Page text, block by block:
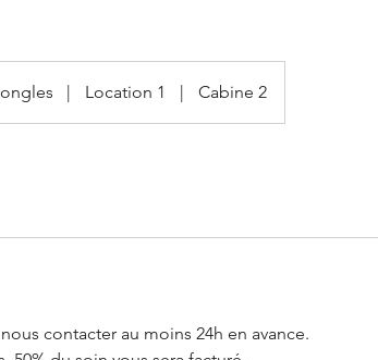
Location 1 Cabine 2
contacter au moins 24h en avance.